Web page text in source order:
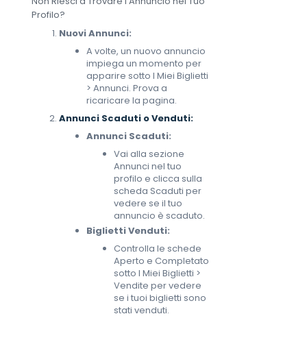
Profilo?
Nuovi Annunci:
A volte, un nuovo annuncio
impiega un momento per
apparire sotto I Miei Biglietti
> Annunci. Prova a
ricaricare la pagina.
Annunci Scaduti o Venduti:
Annunci Scaduti:
Vai alla sezione
Annunci nel tuo
profilo e clicca sulla
scheda Scaduti per
vedere se il tuo
annuncio è scaduto.
Biglietti Venduti:
Controlla le schede
Aperto e Completato
sotto I Miei Biglietti >
Vendite per vedere
se i tuoi biglietti sono
stati venduti.